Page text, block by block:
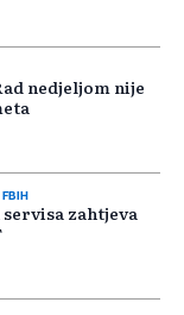
nedjeljom nije
zahtjeva